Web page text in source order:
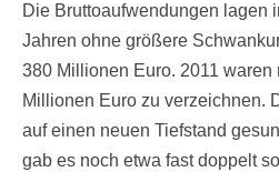
Die Bruttoaufwendungen lagen
Jahren ohne größere
380 Millionen Euro. 2011 waren
Millionen Euro zu verzeichnen.
auf einen neuen Tiefstand
gab es noch etwa fast doppelt